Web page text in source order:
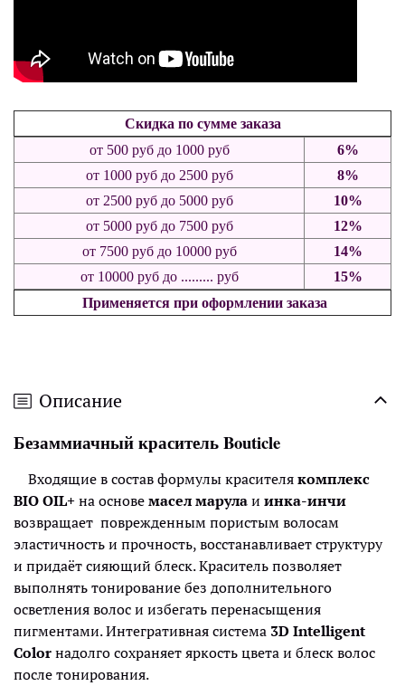
Скидка по сумме заказа
от 500 рубдо 1000 руб
6%
от 1000 рубдо 2500 руб
8%
от 2500 руб до 5000 руб
10%
от 5000 руб до 7500 руб
12%
от 7500 руб до 10000 руб
14%
от 10000 руб до ......... руб
15%
Применяется при оформлении заказа
Описание
Безаммиачный краситель Bouticle
Входящие в состав формулы красителякомплекс
BIO OIL+на основемасел марулаи инка-инчи
возвращает поврежденным пористым волосам
эластичность и прочность, восстанавливает структуру
и придаёт сияющий блеск. Краситель позволяет
выполнять тонирование без дополнительного
осветления волос и избегать перенасыщения
пигментами. Интегративная система 3D Intelligent
Colorнадолго сохраняет яркость цвета и блеск волос
после тонирования.